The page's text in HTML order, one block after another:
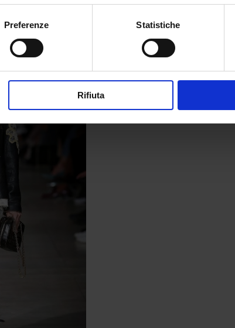
Preferenze Statistiche
Rifiuta